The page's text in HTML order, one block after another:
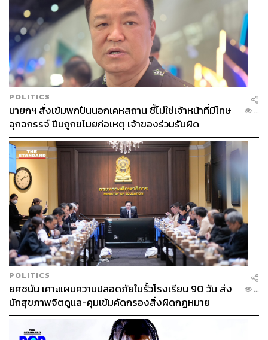
POLITICS
นายกฯ สั่งเข้มพกปืนนอกเคหสถาน ชี้ไม่ใช่เจ้าหน้าที่มีโทษ
อุกฉกรรจ์ ปืนถูกขโมยก่อเหตุ เจ้าของร่วมรับผิด
...
POLITICS
ยศชนัน เคาะแผนความปลอดภัยในรั้วโรงเรียน 90 วัน ส่ง
นักสุขภาพจิตดูแล-คุมเข้มคัดกรองสิ่งผิดกฎหมาย
...